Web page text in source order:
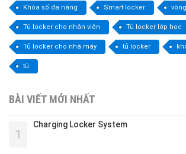
Khóa số đa năng Smart locker
Tủ locker cho nhân viên Tủ locker lớp học
Tủ locker cho nhà máy tủ locker
tủ
BÀI VIẾT MỚI NHẤT
1
Charging Locker System